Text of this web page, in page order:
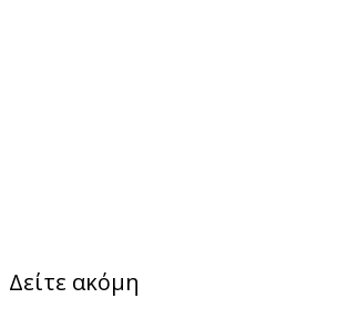
Δείτε ακόμη